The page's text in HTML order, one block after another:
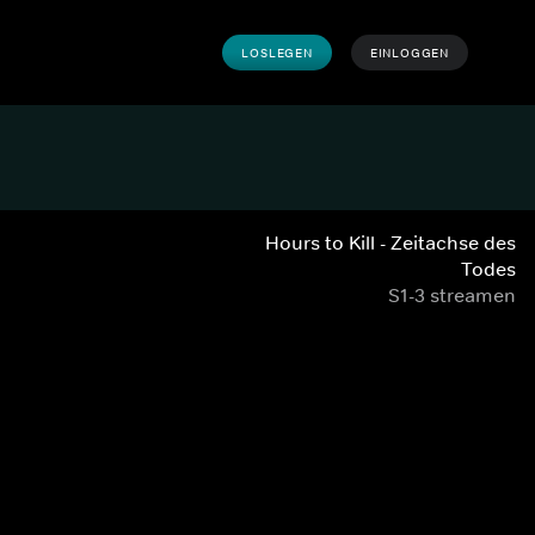
LOSLEGEN EINLOGGEN
Hours to Kill - Zeitachse des
Todes
S1-3 streamen